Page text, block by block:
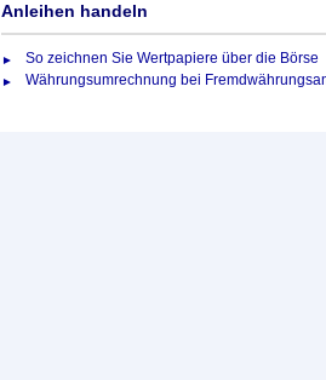
Anleihen handeln
So zeichnen Sie Wertpapiere über die Börse
Währungsumrechnung bei